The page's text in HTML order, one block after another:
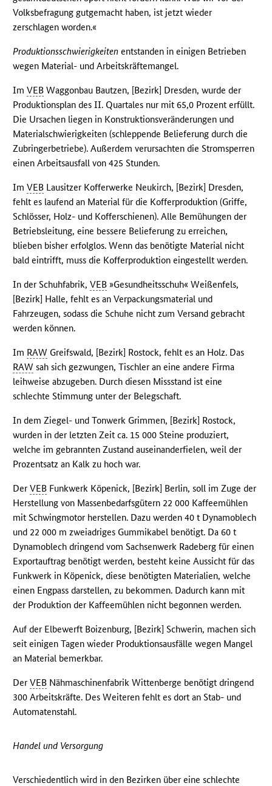
Volksbefragung gutgemacht haben, ist jetzt wieder
zerschlagen worden.«
Produktionsschwierigkeiten entstanden in einigen Betrieben
wegen Material- und Arbeitskräftemangel.
ImVEB Waggonbau Bautzen, [Bezirk] Dresden, wurde der
Produktionsplan des II. Quartales nur mit 65,0 Prozent erfüllt.
Die Ursachen liegen in Konstruktionsveränderungen und
Materialschwierigkeiten (schleppende Belieferung durch die
Zubringerbetriebe). Außerdem verursachten die Stromsperren
einen Arbeitsausfall von 425 Stunden.
ImVEB Lausitzer Kofferwerke Neukirch, [Bezirk] Dresden,
fehlt es laufend an Material für die Kofferproduktion (Griffe,
Schlösser, Holz- und Kofferschienen). Alle Bemühungen der
Betriebsleitung, eine bessere Belieferung zu erreichen,
blieben bisher erfolglos. Wenn das benötigte Material nicht
bald eintrifft, muss die Kofferproduktion eingestellt werden.
In der Schuhfabrik,VEB »Gesundheitsschuh« Weißenfels,
[Bezirk] Halle, fehlt es an Verpackungsmaterial und
Fahrzeugen, sodass die Schuhe nicht zum Versand gebracht
werden können.
Im RAW Greifswald, [Bezirk] Rostock, fehlt es an Holz. Das
RAW sah sich gezwungen, Tischler an eine andere Firma
leihweise abzugeben. Durch diesen Missstand ist eine
schlechte Stimmung unter der Belegschaft.
In dem Ziegel- und Tonwerk Grimmen, [Bezirk] Rostock,
wurden in der letzten Zeit ca. 15 000 Steine produziert,
welche im gebrannten Zustand auseinanderfielen, weil der
Prozentsatz an Kalk zu hoch war.
DerVEB Funkwerk Köpenick, [Bezirk] Berlin, soll im Zuge der
Herstellung von Massenbedarfsgütern 22 000 Kaffeemühlen
mit Schwingmotor herstellen. Dazu werden 40 t Dynamoblech
und 22 000 m zweiadriges Gummikabel benötigt. Da 60 t
Dynamoblech dringend vom Sachsenwerk Radeberg für einen
Exportauftrag benötigt werden, besteht keine Aussicht für das
Funkwerk in Köpenick, diese benötigten Materialien, welche
einen Engpass darstellen, zu bekommen. Dadurch kann mit
der Produktion der Kaffeemühlen nicht begonnen werden.
Auf der Elbewerft Boizenburg, [Bezirk] Schwerin, machen sich
seit einigen Tagen wieder Produktionsausfälle wegen Mangel
an Material bemerkbar.
DerVEB Nähmaschinenfabrik Wittenberge benötigt dringend
300 Arbeitskräfte. Des Weiteren fehlt es dort an Stab- und
Automatenstahl.
Handel und Versorgung
Verschiedentlich wird in den Bezirken über eine schlechte